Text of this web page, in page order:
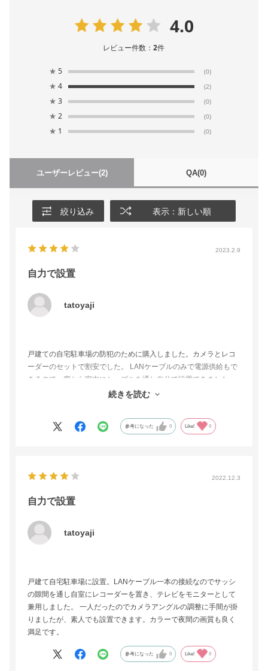
4.0
レビュー件数：2件
★ 5 (0)
★ 4 (2)
★ 3 (0)
★ 2 (0)
★ 1 (0)
ユーザーレビュー(2) QA(0)
絞り込み 表示：新しい順
2023.2.9
自力で設置
tatoyaji
戸建ての自宅駐車場の防犯のために購入しました。カメラとレコ
ーダーのセットで割安でした。 LANケーブルのみで電源供給もで
きるので、窓から室内にケーブルを通し自分で設置できました。
後日ルーターを追加購入しましたが、遠隔監視の設定がよく分か
続きを読む
参考になった 0 Like! 0
2022.12.3
自力で設置
tatoyaji
戸建て自宅駐車場に設置。LANケーブル一本の接続なのでサッシ
の隙間を通し自室にレコーダーを置き、テレビをモニターとして
兼用しました。 一人だったのでカメラアングルの調整に手間が掛
りましたが、素人でも設置できます。カラーで夜間の画質も良く
満足です。
参考になった 0 Like! 0